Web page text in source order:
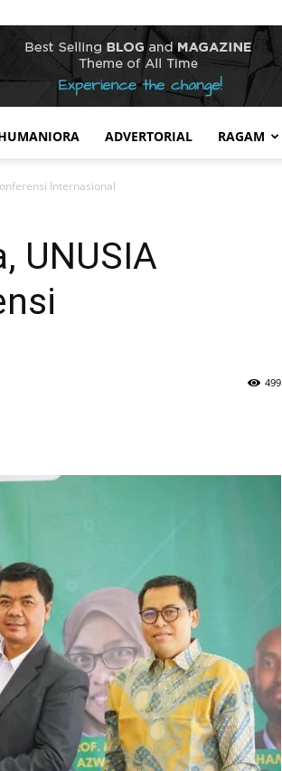
ADVERTORIAL RAGAM
Internasional
UNUSIA
499